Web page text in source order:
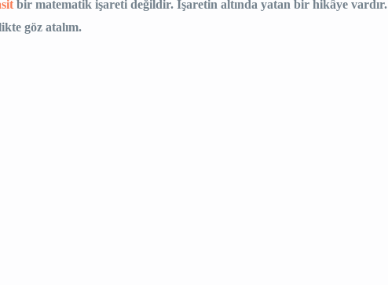
bir matematik işareti değildir. İşaretin altında yatan bir hikâye vardır.
göz atalım.